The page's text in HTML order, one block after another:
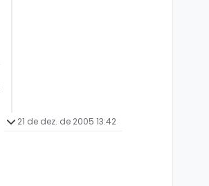
21 de dez. de 2005 13:42